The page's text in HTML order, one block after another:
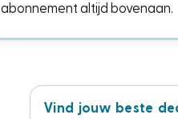
abonnement altijd bovenaan.
Vind jouw beste